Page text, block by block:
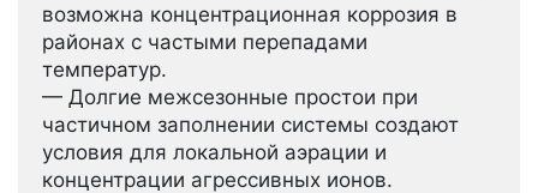
возможна концентрационная коррозия в
районах с частыми перепадами
температур.
— Долгие межсезонные простои при
частичном заполнении системы создают
условия для локальной аэрации и
концентрации агрессивных ионов.